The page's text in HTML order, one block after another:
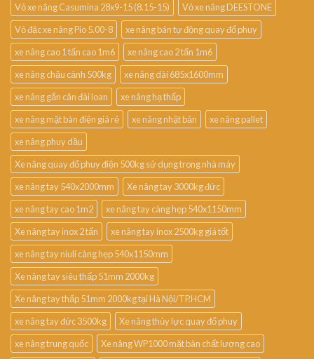
Vỏ xe nâng Casumina 28x9-15 (8.15-15)
Vỏ xe nâng DEESTONE
Vỏ đặc xe nâng Pio 5.00-8
xe nâng bán tự động quay đổ phuy
xe nâng cao 1 tấn cao 1m6
xe nâng cao 2 tấn 1m6
xe nâng chậu cảnh 500kg
xe nâng dài 685x1600mm
xe nâng gắn cân đài loan
xe nâng hạ thấp
xe nâng mặt bàn điện giá rẻ
xe nâng nhật bản
xe nâng pallet
xe nâng phuy dầu
Xe nâng quay đổ phuy điện 500kg sử dụng trong nhà máy
xe nâng tay 540x2000mm
Xe nâng tay 3000kg đức
xe nâng tay cao 1m2
xe nâng tay càng hẹp 540x1150mm
Xe nâng tay inox 2 tấn
xe nâng tay inox 2500kg giá tốt
xe nâng tay niuli càng hẹp 540x1150mm
Xe nâng tay siêu thấp 51mm 2000kg
Xe nâng tay thấp 51mm 2000kg tại Hà Nội/TP.HCM
xe nâng tay đức 3500kg
Xe nâng thủy lực quay đổ phuy
xe nâng trung quốc
Xe nâng WP1000 mặt bàn chất lượng cao